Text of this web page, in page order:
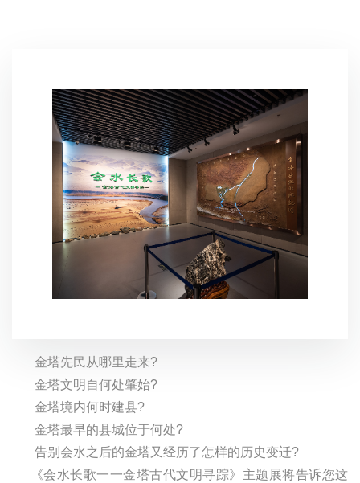
金塔先民从哪里走来?
金塔文明自何处肇始?
金塔境内何时建县?
金塔最早的县城位于何处?
告别会水之后的金塔又经历了怎样的历史变迁?
《会水长歌一一金塔古代文明寻踪》主题展将告诉您这